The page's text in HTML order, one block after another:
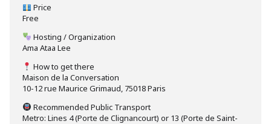
Price
Free
Hosting / Organization
Ama Ataa Lee
How to get there
Maison de la Conversation
10-12 rue Maurice Grimaud, 75018 Paris
Recommended Public Transport
Metro: Lines 4 (Porte de Clignancourt) or 13 (Porte de Saint-